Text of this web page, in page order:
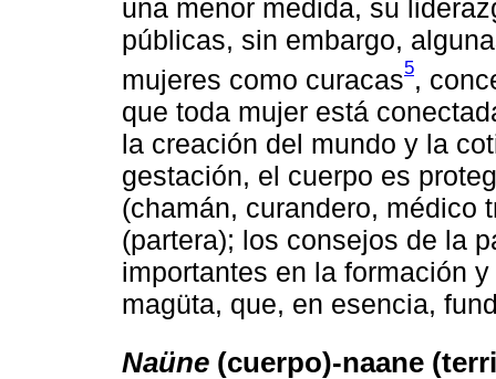
una menor medida, su
públicas, sin embargo,
mujeres como curacas5,
que toda mujer está
la creación del mundo y la
gestación, el cuerpo es
(chamán, curandero, médico
(partera); los consejos de la
importantes en la formación
magüta, que, en esencia,
Naüne (cuerpo)-naane